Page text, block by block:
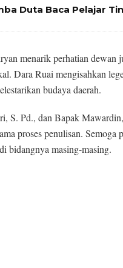
Duta Baca Pelajar
menarik perhatian dewan
Dara Ruai mengisahkan
budaya daerah.
S. Pd., dan Bapak
proses penulisan. Semoga
bidangnya masing-masing.